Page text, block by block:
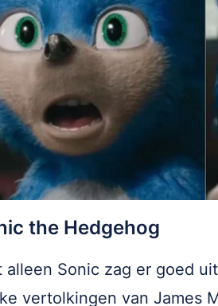
the Hedgehog
alleen Sonic zag er goed
vertolkingen van James